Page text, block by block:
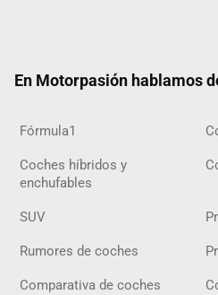
En Motorpasión hablamos
Fórmula1
Coches híbridos y
enchufables
SUV
Rumores de coches
Comparativa de coches